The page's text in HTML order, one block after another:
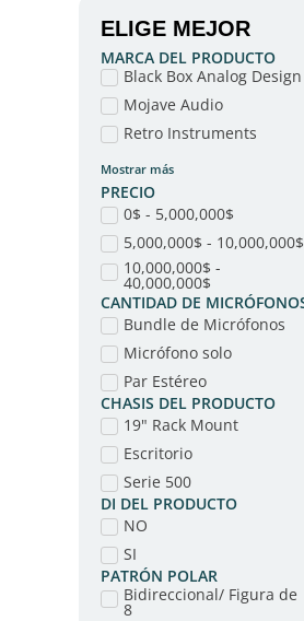
ELIGE MEJOR
MARCA DEL PRODUCTO
Black Box Analog Design
Mojave Audio
Retro Instruments
Mostrar más
PRECIO
0$ - 5,000,000$
5,000,000$ - 10,000,000$
10,000,000$ -
40,000,000$
CANTIDAD DE
Bundle de Micrófonos
Micrófono solo
Par Estéreo
CHASIS DEL PRODUCTO
19" Rack Mount
Escritorio
Serie 500
DI DEL PRODUCTO
NO
SI
PATRÓN POLAR
Bidireccional/ Figura de
8